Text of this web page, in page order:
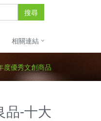
搜尋
相關連結
度優秀文創商品
品-十大